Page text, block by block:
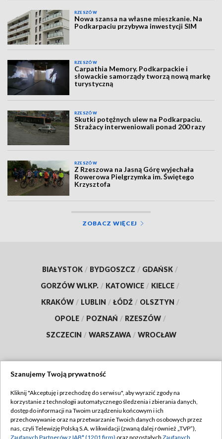
RZESZÓW
Nowa szansa na własne mieszkanie. Na
Podkarpaciu przybywa inwestycji SIM
RZESZÓW
Carpathia Memory. Podkarpackie i
słowackie samorządy tworzą nową markę
turystyczną
RZESZÓW
Skutki potężnych ulew na Podkarpaciu.
Strażacy interweniowali ponad 200 razy
RZESZÓW
Z Rzeszowa na Jasną Górę wyjechała
Rowerowa Pielgrzymka im. Świętego
Krzysztofa
ZOBACZ WIĘCEJ
BIAŁYSTOK / BYDGOSZCZ / GDAŃSK /
GORZÓW WLKP. / KATOWICE / KIELCE /
KRAKÓW / LUBLIN / ŁÓDŹ / OLSZTYN /
OPOLE / POZNAŃ / RZESZÓW /
SZCZECIN / WARSZAWA / WROCŁAW
TVP
Abonament TVP
Emisja w TVP
Regulamin TVP
Szanujemy Twoją prywatność
Kliknij "Akceptuję i przechodzę do serwisu", aby wyrazić zgody na
korzystanie z technologii automatycznego śledzenia i zbierania danych,
dostęp do informacji na Twoim urządzeniu końcowym i ich
przechowywanie oraz na przetwarzanie Twoich danych osobowych przez
nas, czyli Telewizję Polską S.A. w likwidacji (zwaną dalej również „TVP”),
Zaufanych Partnerów z IAB* (1201 firm) oraz pozostałych Zaufanych